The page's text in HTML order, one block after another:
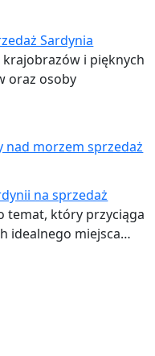
Sardynia
i pięknych
oraz osoby
nad morzem sprzedaż
na sprzedaż
temat, który przyciąga
idealnego miejsca…